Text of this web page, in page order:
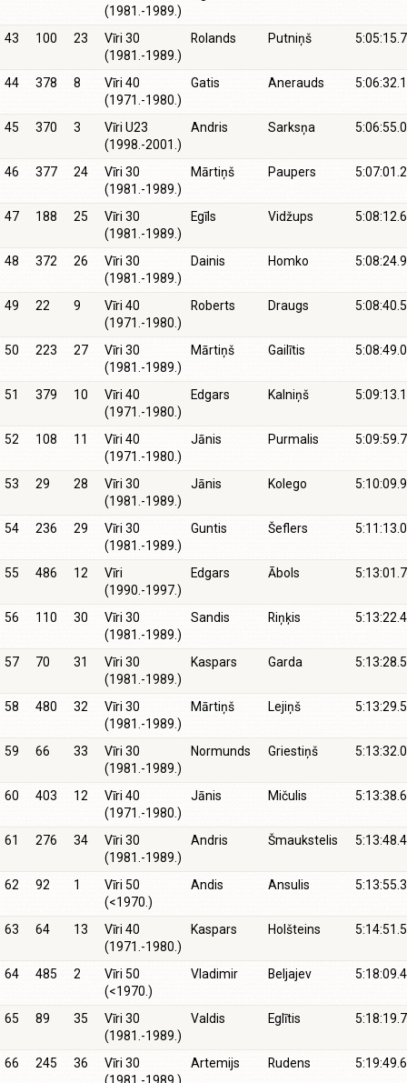
(1981.-1989.)
43 100 23
Vīri 30
(1981.-1989.)
Rolands Putniņš 5:05:15.7
44 378 8
Vīri 40
(1971.-1980.)
Gatis Anerauds 5:06:32.1
45 370 3
Vīri U23
(1998.-2001.)
Andris Sarksņa 5:06:55.0
46 377 24
Vīri 30
(1981.-1989.)
Mārtiņš Paupers 5:07:01.2
47 188 25
Vīri 30
(1981.-1989.)
Egīls Vidžups 5:08:12.6
48 372 26
Vīri 30
(1981.-1989.)
Dainis Homko 5:08:24.9
49 22 9
Vīri 40
(1971.-1980.)
Roberts Draugs 5:08:40.5
50 223 27
Vīri 30
(1981.-1989.)
Mārtiņš Gailītis 5:08:49.0
51 379 10
Vīri 40
(1971.-1980.)
Edgars Kalniņš 5:09:13.1
52 108 11
Vīri 40
(1971.-1980.)
Jānis Purmalis 5:09:59.7
53 29 28
Vīri 30
(1981.-1989.)
Jānis Kolego 5:10:09.9
54 236 29
Vīri 30
(1981.-1989.)
Guntis Šeflers 5:11:13.0
55 486 12
Vīri
(1990.-1997.)
Edgars Ābols 5:13:01.7
56 110 30
Vīri 30
(1981.-1989.)
Sandis Riņķis 5:13:22.4
57 70 31
Vīri 30
(1981.-1989.)
Kaspars Garda 5:13:28.5
58 480 32
Vīri 30
(1981.-1989.)
Mārtiņš Lejiņš 5:13:29.5
59 66 33
Vīri 30
(1981.-1989.)
Normunds Griestiņš 5:13:32.0
60 403 12
Vīri 40
(1971.-1980.)
Jānis Mičulis 5:13:38.6
61 276 34
Vīri 30
(1981.-1989.)
Andris Šmaukstelis 5:13:48.4
62 92 1
Vīri 50
(<1970.)
Andis Ansulis 5:13:55.3
63 64 13
Vīri 40
(1971.-1980.)
Kaspars Holšteins 5:14:51.5
64 485 2
Vīri 50
(<1970.)
Vladimir Beljajev 5:18:09.4
65 89 35
Vīri 30
(1981.-1989.)
Valdis Eglītis 5:18:19.7
66 245 36
Vīri 30
Artemijs Rudens 5:19:49.6